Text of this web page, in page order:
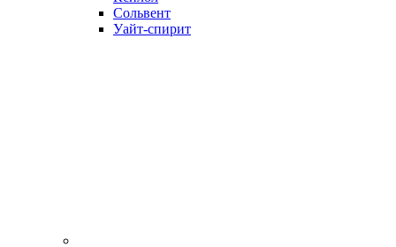
Сольвент
Уайт-спирит